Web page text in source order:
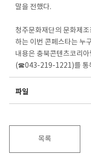
말을 전했다.
청주문화재단의 문화제
하는 이번 콘페스타는 누
내용은 충북콘텐츠코리
(☎043-219-1221)를 통
파일
목록